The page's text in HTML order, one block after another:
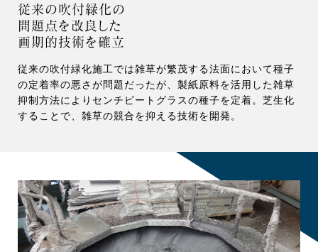
従来の吹付緑化の
問題点を改良した
画期的技術を確立
従来の吹付緑化施工では雑草が繁茂する法面において種子
の定着率の悪さが問題だったが、製紙原料を活用した雑草
抑制方法によりセンチピートグラスの種子を定着。芝生化
することで、雑草の競合を抑える技術を開発。